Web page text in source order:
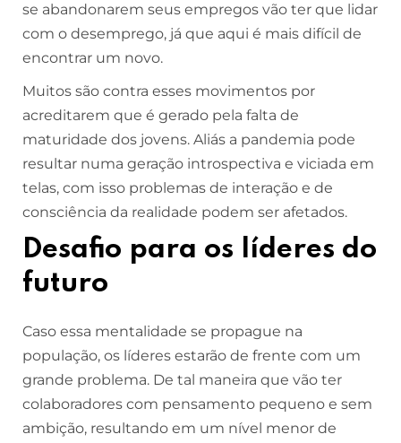
se abandonarem seus empregos vão ter que lidar
com o desemprego, já que aqui é mais difícil de
encontrar um novo.
Muitos são contra esses movimentos por
acreditarem que é gerado pela falta de
maturidade dos jovens. Aliás a pandemia pode
resultar numa geração introspectiva e viciada em
telas, com isso problemas de interação e de
consciência da realidade podem ser afetados.
Desafio para os líderes do
futuro
Caso essa mentalidade se propague na
população, os líderes estarão de frente com um
grande problema. De tal maneira que vão ter
colaboradores com pensamento pequeno e sem
ambição, resultando em um nível menor de